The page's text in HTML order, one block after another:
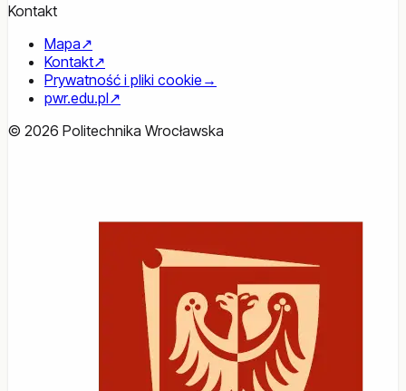
Kontakt
Mapa↗
Kontakt↗
Prywatność i pliki cookie →
pwr.edu.pl↗
© 2026 Politechnika Wrocławska